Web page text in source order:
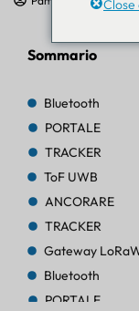
Sommario
Bluetooth
PORTALE
TRACKER
ToF UWB
ANCORARE
TRACKER
Gateway
Bluetooth
PORTALE
Close